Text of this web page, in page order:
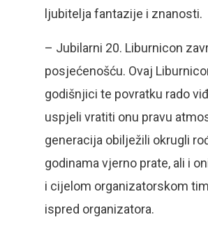
ljubitelja fantazije i znanosti.
– Jubilarni 20. Liburnicon
posjećenošću. Ovaj
godišnjici te povratku rado
uspjeli vratiti onu pravu
generacija obilježili okrugli
godinama vjerno prate, ali i
i cijelom organizatorskom
ispred organizatora.